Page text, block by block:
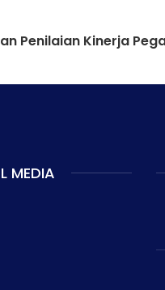
Penilaian Kinerja
MEDIA